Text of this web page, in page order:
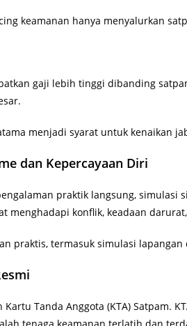
keamanan hanya menyalurkan
gaji lebih tinggi dibanding
menjadi syarat untuk kenaikan
dan Kepercayaan Diri
praktik langsung, simulasi
menghadapi konflik, keadaan
praktis, termasuk simulasi lapangan
Tanda Anggota (KTA) Satpam.
tenaga keamanan terlatih dan